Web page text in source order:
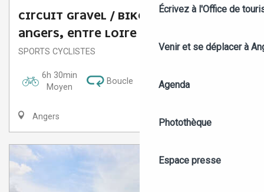
Écrivez à l'Office de
Venir et se déplacer à
Agenda
Photothèque
Espace presse
CIRCUIT GRAVEL / BIKEPACKING -
ANGERS, ENTRE LOIRE ET VIGNOBLES
SPORTS CYCLISTES
6h 30min
Moyen
Boucle
Angers